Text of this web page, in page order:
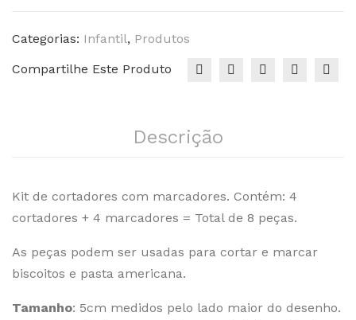
Categorias: Infantil, Produtos
Compartilhe Este Produto
Descrição
Kit de cortadores com marcadores. Contém: 4
cortadores + 4 marcadores = Total de 8 peças.
As peças podem ser usadas para cortar e marcar
biscoitos e pasta americana.
Tamanho: 5cm medidos pelo lado maior do desenho.